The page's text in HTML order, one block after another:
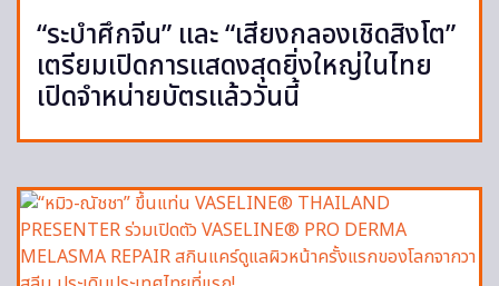
“ระบำศึกจีน” และ “เสียงกลองเชิดสิงโต”
เตรียมเปิดการแสดงสุดยิ่งใหญ่ในไทย
เปิดจำหน่ายบัตรแล้ววันนี้